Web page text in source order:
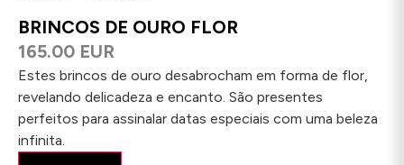
BRINCOS DE OURO FLOR
165.00 EUR
Estes brincos de ouro desabrocham em forma de flor,
revelando delicadeza e encanto. São presentes
perfeitos para assinalar datas especiais com uma beleza
infinita.